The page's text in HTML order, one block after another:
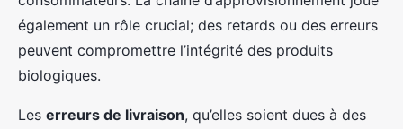
également un rôle crucial; des retards ou des erreurs
peuvent compromettre l’intégrité des produits
biologiques.
Les erreurs de livraison, qu’elles soient dues à des